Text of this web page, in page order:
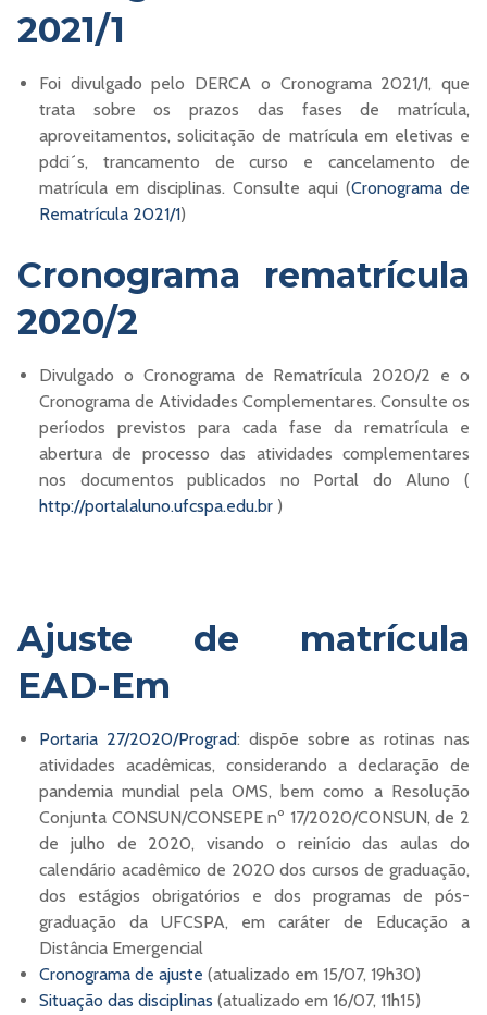
2021/1
Foi divulgado pelo DERCA o Cronograma 2021/1, que
trata sobre os prazos das fases de matrícula,
aproveitamentos, solicitação de matrícula em eletivas e
pdci´s, trancamento de curso e cancelamento de
matrícula em disciplinas. Consulte aqui (Cronograma de
Rematrícula 2021/1)
Cronograma rematrícula
2020/2
Divulgado o Cronograma de Rematrícula 2020/2 e o
Cronograma de Atividades Complementares. Consulte os
períodos previstos para cada fase da rematrícula e
abertura de processo das atividades complementares
nos documentos publicados no Portal do Aluno (
http://portalaluno.ufcspa.edu.br )
Ajuste de matrícula
EAD-Em
Portaria 27/2020/Prograd: dispõe sobre as rotinas nas
atividades acadêmicas, considerando a declaração de
pandemia mundial pela OMS, bem como a Resolução
Conjunta CONSUN/CONSEPE nº 17/2020/CONSUN, de 2
de julho de 2020, visando o reinício das aulas do
calendário acadêmico de 2020 dos cursos de graduação,
dos estágios obrigatórios e dos programas de pós-
graduação da UFCSPA, em caráter de Educação a
Distância Emergencial
Cronograma de ajuste (atualizado em 15/07, 19h30)
Situação das disciplinas (atualizado em 16/07, 11h15)